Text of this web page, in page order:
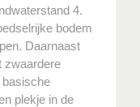
4.
bodem
Daarnaast
zwaardere
basische
plekje in de